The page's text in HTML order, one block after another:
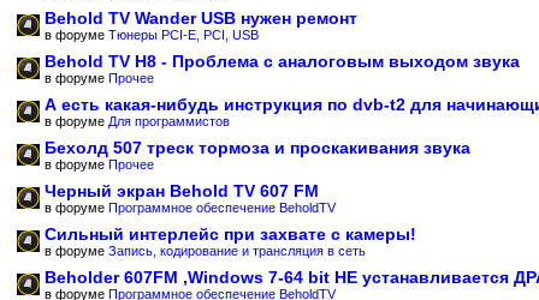
Behold TV Wander USB нужен ремонт
в форуме Тюнеры PCI-E, PCI, USB
Behold TV H8 - Проблема с аналоговым выходом звука
в форуме Прочее
А есть какая-нибудь инструкция по dvb-t2 для
в форуме Для программистов
Бехолд 507 треск тормоза и проскакивания звука
в форуме Прочее
Черный экран Behold TV 607 FM
в форуме Программное обеспечение BeholdTV
Сильный интерлейс при захвате с камеры!
в форуме Запись, кодирование и трансляция в сеть
Beholder 607FM ,Windows 7-64 bit НЕ устанавливается
в форуме Программное обеспечение BeholdTV